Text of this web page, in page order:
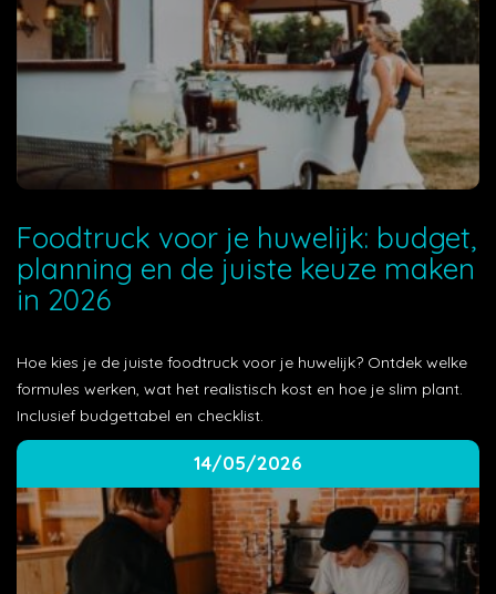
Foodtruck voor je huwelijk: budget,
planning en de juiste keuze maken
in 2026
Hoe kies je de juiste foodtruck voor je huwelijk? Ontdek welke
formules werken, wat het realistisch kost en hoe je slim plant.
Inclusief budgettabel en checklist.
14/05/2026